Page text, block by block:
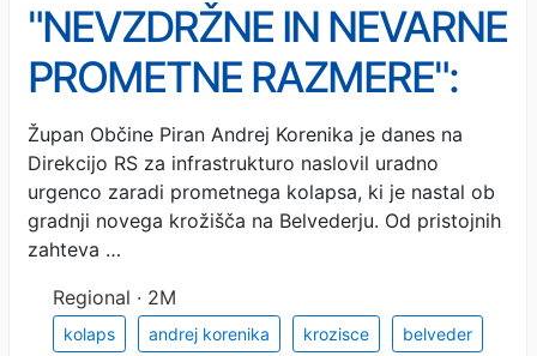
"NEVZDRŽNE IN NEVARNE
PROMETNE RAZMERE":
Korenika zahteva takojšnje
ukrepe na Belvederju
(FOTO)
Župan Občine Piran Andrej Korenika je danes na
Direkcijo RS za infrastrukturo naslovil uradno
urgenco zaradi prometnega kolapsa, ki je nastal ob
gradnji novega krožišča na Belvederju. Od pristojnih
zahteva …
Regional · 2M
kolaps andrej korenika krozisce belveder